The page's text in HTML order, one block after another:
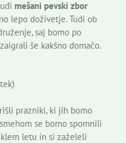
mešani pevski zbor
lepo doživetje. Tudi ob
saj bomo po
še kakšno domačo.
prazniki, ki jih bomo
se bomo spomnili
letu in si zaželeli